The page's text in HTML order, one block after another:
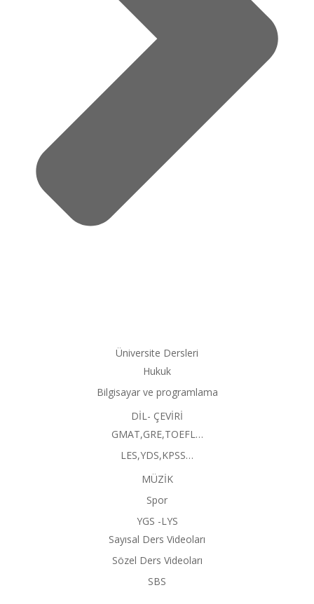
Üniversite Dersleri
Hukuk
Bilgisayar ve programlama
DİL- ÇEVİRİ
GMAT,GRE,TOEFL…
LES,YDS,KPSS…
MÜZİK
Spor
YGS -LYS
Sayısal Ders Videoları
Sözel Ders Videoları
SBS